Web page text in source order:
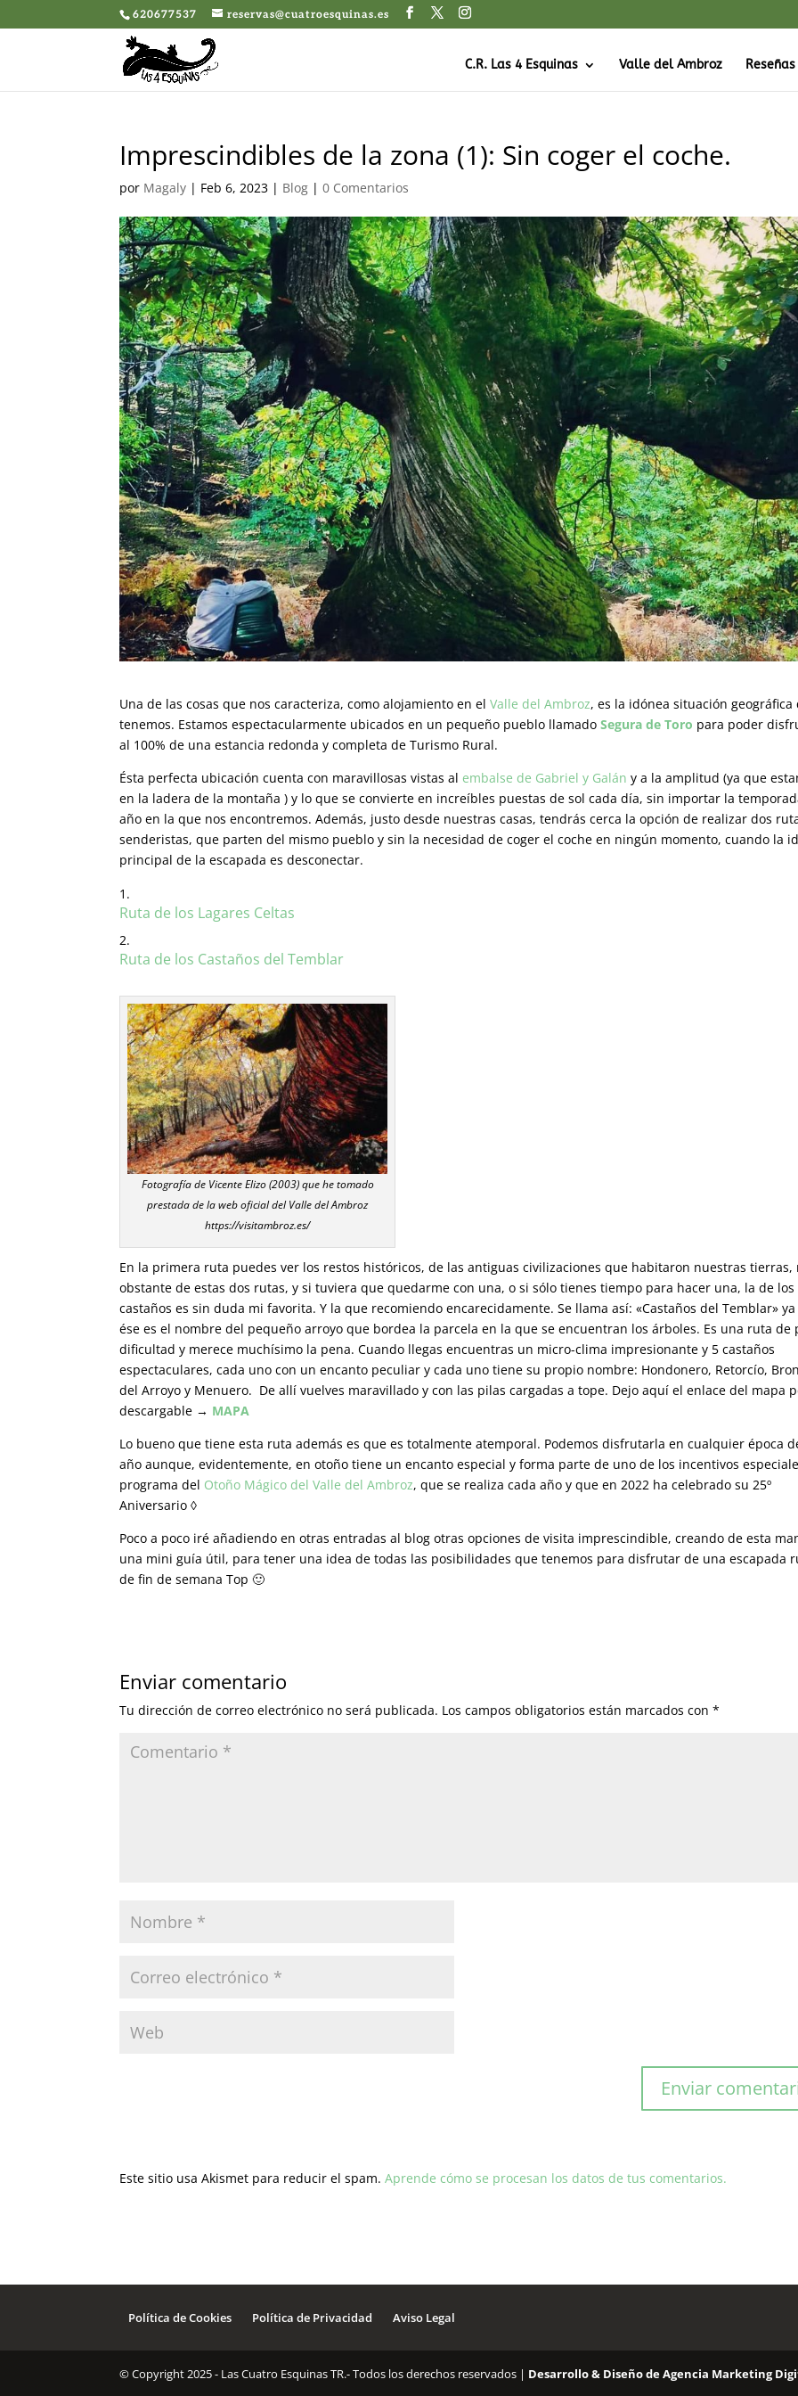
620677537 reservas@cuatroesquinas.es
C.R. Las 4 Esquinas Valle del Ambroz Reseñas
Imprescindibles de la zona (1): Sin coger el coche.
por Magaly | Feb 6, 2023 | Blog |0 Comentarios
Una de las cosas que nos caracteriza, como alojamiento en elValle del Ambroz, es la idónea situación geográfica
tenemos. Estamos espectacularmente ubicados en un pequeño pueblo llamadoSegura de Toro para poder
al 100% de una estancia redonda y completa de Turismo Rural.
Ésta perfecta ubicación cuenta con maravillosas vistas al embalse de Gabriel y Galán y a la amplitud (ya que
en la ladera de la montaña ) y lo que se convierte en increíbles puestas de sol cada día, sin importar la
año en la que nos encontremos. Además, justo desde nuestras casas, tendrás cerca la opción de realizar dos
senderistas, que parten del mismo pueblo y sin la necesidad de coger el coche en ningún momento, cuando la
principal de la escapada es desconectar.
Ruta de los Lagares Celtas
Ruta de los Castaños del Temblar
Fotografía de Vicente Elizo (2003) que he tomado
prestada de la web oficial del Valle del Ambroz
https://visitambroz.es/
En la primera ruta puedes ver los restos históricos, de las antiguas civilizaciones que habitaron nuestras tierras,
obstante de estas dos rutas, y si tuviera que quedarme con una, o si sólo tienes tiempo para hacer una, la de los
castaños es sin duda mi favorita. Y la que recomiendo encarecidamente. Se llama así: «Castaños del Temblar»
ése es el nombre del pequeño arroyo que bordea la parcela en la que se encuentran los árboles. Es una ruta de
dificultad y merece muchísimo la pena. Cuando llegas encuentras un micro-clima impresionante y 5 castaños
espectaculares, cada uno con un encanto peculiar y cada uno tiene su propio nombre: Hondonero, Retorcío,
del Arroyo y Menuero. De allí vuelves maravillado y con las pilas cargadas a tope. Dejo aquí el enlace del mapa
descargable → MAPA
Lo bueno que tiene esta ruta además es que es totalmente atemporal. Podemos disfrutarla en cualquier época
año aunque, evidentemente, en otoño tiene un encanto especial y forma parte de uno de los incentivos
programa del Otoño Mágico del Valle del Ambroz, que se realiza cada año y que en 2022 ha celebrado su 25º
Aniversario ◊
Poco a poco iré añadiendo en otras entradas al blog otras opciones de visita imprescindible, creando de esta
una mini guía útil, para tener una idea de todas las posibilidades que tenemos para disfrutar de una escapada
de fin de semana Top 🙂
Enviar comentario
Tu dirección de correo electrónico no será publicada. Los campos obligatorios están marcados con*
Este sitio usa Akismet para reducir el spam.Aprende cómo se procesan los datos de tus comentarios.
Política de Cookies Política de Privacidad Aviso Legal
© Copyright 2025 - Las Cuatro Esquinas TR.- Todos los derechos reservados | Desarrollo & Diseño de Agencia Marketing